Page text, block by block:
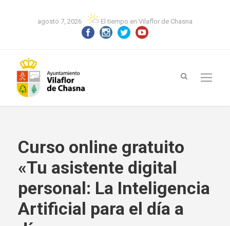
agosto 7, 2026 El tiempo en Vilaflor de Chasna
Curso online gratuito
«Tu asistente digital
personal: La Inteligencia
Artificial para el día a